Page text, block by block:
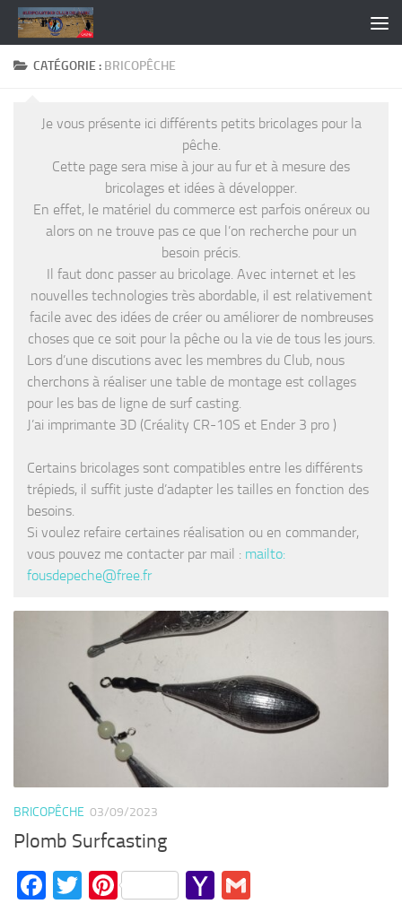
Skip to content
CATÉGORIE : BRICOPÊCHE
Je vous présente ici différents petits bricolages pour la
pêche.
Cette page sera mise à jour au fur et à mesure des
bricolages et idées à développer.
En effet, le matériel du commerce est parfois onéreux ou
alors on ne trouve pas ce que l’on recherche pour un
besoin précis.
Il faut donc passer au bricolage. Avec internet et les
nouvelles technologies très abordable, il est relativement
facile avec des idées de créer ou améliorer de nombreuses
choses que ce soit pour la pêche ou la vie de tous les jours.
Lors d’une discutions avec les membres du Club, nous
cherchons à réaliser une table de montage est collages
pour les bas de ligne de surf casting.
J’ai imprimante 3D (Créality CR-10S et Ender 3 pro )
Certains bricolages sont compatibles entre les différents
trépieds, il suffit juste d’adapter les tailles en fonction des
besoins.
Si voulez refaire certaines réalisation ou en commander,
vous pouvez me contacter par mail : mailto:
fousdepeche@free.fr
BRICOPÊCHE 03/09/2023
Plomb Surfcasting
Facebook
TwitterPinterestYahoo